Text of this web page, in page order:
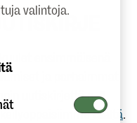
ja parhaimmat
uutiskirjettä n. 4
täältä.
valintoja.